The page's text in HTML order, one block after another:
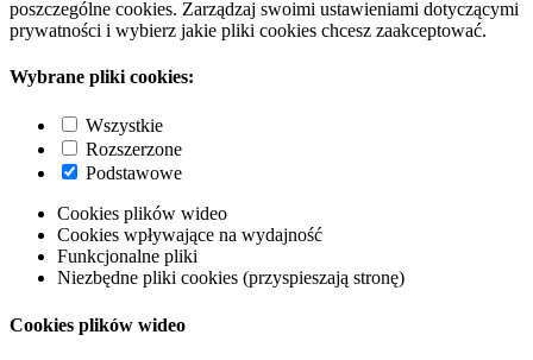
poszczególne cookies. Zarządzaj swoimi ustawieniami dotyczącymi
prywatności i wybierz jakie pliki cookies chcesz zaakceptować.
Wybrane pliki cookies:
Wszystkie
Rozszerzone
Podstawowe
Cookies plików wideo
Cookies wpływające na wydajność
Funkcjonalne pliki
Niezbędne pliki cookies (przyspieszają stronę)
Cookies plików wideo